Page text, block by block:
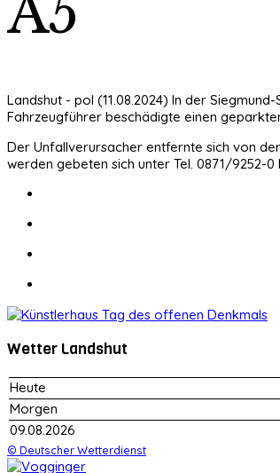
A5
Landshut - pol (11.08.2024) In der
Fahrzeugführer beschädigte einen
Der Unfallverursacher entfernte sich von
werden gebeten sich unter Tel. 0871/9252-0
Wetter Landshut
Heute
Morgen
09.08.2026
© Deutscher Wetterdienst